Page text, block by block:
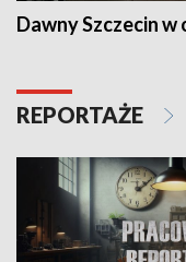
Dawny Szczecin
REPORTAŻE